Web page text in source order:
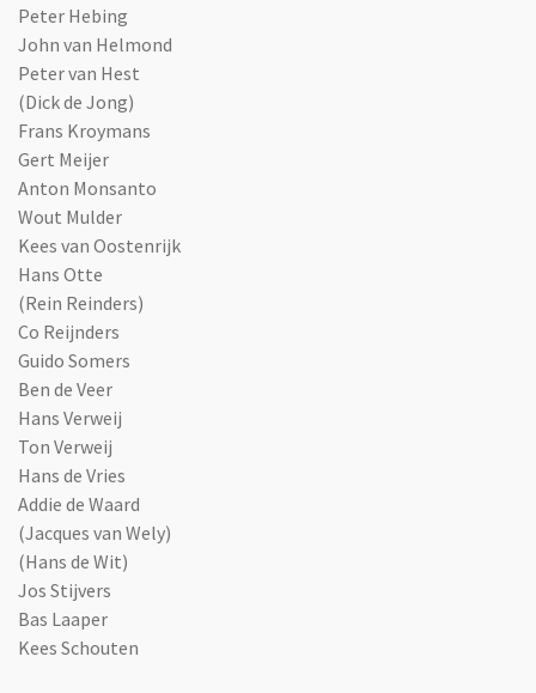
Peter Hebing
John van Helmond
Peter van Hest
(Dick de Jong)
Frans Kroymans
Gert Meijer
Anton Monsanto
Wout Mulder
Kees van Oostenrijk
Hans Otte
(Rein Reinders)
Co Reijnders
Guido Somers
Ben de Veer
Hans Verweij
Ton Verweij
Hans de Vries
Addie de Waard
(Jacques van Wely)
(Hans de Wit)
Jos Stijvers
Bas Laaper
Kees Schouten